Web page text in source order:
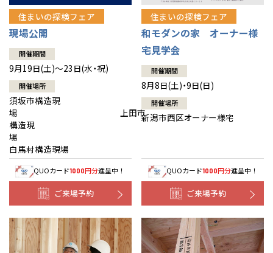
住まいの探検フェア
現場公開
開催期間
9月19日(土)～23日(水・祝)
開催場所
須坂市構造現
場 上田市
構造現
場
白馬村構造現場
QUOカード1000円分進呈中！
ご来場予約
住まいの探検フェア
和モダンの家 オーナー様
宅見学会
開催期間
8月8日(土)・9日(日)
開催場所
新潟市西区オーナー様宅
QUOカード1000円分進呈中！
ご来場予約